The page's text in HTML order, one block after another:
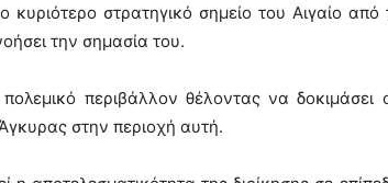
στρατηγικό σημείο του Αιγαίο
την σημασία του.
περιβάλλον θέλοντας να
στην περιοχή αυτή.